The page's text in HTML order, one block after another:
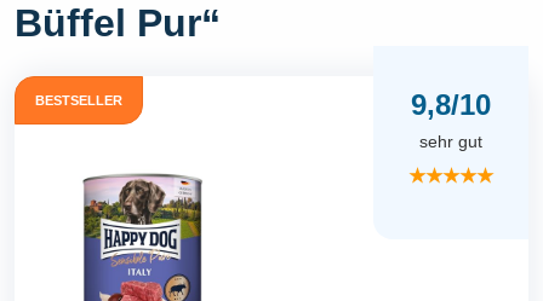
Büffel Pur“
BESTSELLER 9,8/10
sehr gut
★★★★★